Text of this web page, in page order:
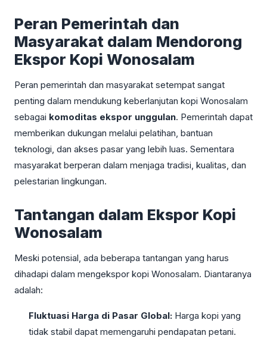
Peran Pemerintah dan
Masyarakat dalam Mendorong
Ekspor Kopi Wonosalam
Peran pemerintah dan masyarakat setempat sangat
penting dalam mendukung keberlanjutan kopi Wonosalam
sebagai komoditas ekspor unggulan. Pemerintah dapat
memberikan dukungan melalui pelatihan, bantuan
teknologi, dan akses pasar yang lebih luas. Sementara
masyarakat berperan dalam menjaga tradisi, kualitas, dan
pelestarian lingkungan.
Tantangan dalam Ekspor Kopi
Wonosalam
Meski potensial, ada beberapa tantangan yang harus
dihadapi dalam mengekspor kopi Wonosalam. Diantaranya
adalah:
Fluktuasi Harga di Pasar Global: Harga kopi yang
tidak stabil dapat memengaruhi pendapatan petani.